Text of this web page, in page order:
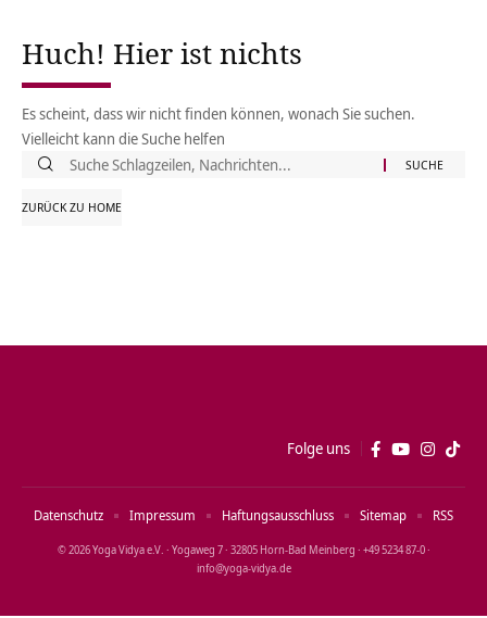
Huch! Hier ist nichts
Es scheint, dass wir nicht finden können, wonach Sie suchen.
Vielleicht kann die Suche helfen
Suche
ZURÜCK ZU HOME
Folge uns
© 2026 Yoga Vidya e.V. · Yogaweg 7 · 32805 Horn‑Bad Meinberg · +49 5234 87‑0 ·
info@yoga‑vidya.de
Datenschutz Impressum Haftungsausschluss Sitemap RSS